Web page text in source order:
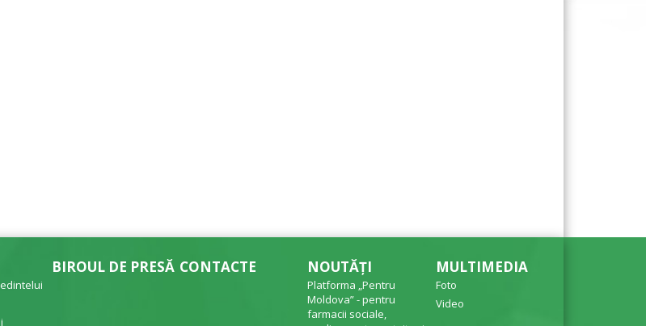
BIROUL DE PRESĂ CONTACTE NOUTĂȚI
Platforma „Pentru
Moldova” - pentru
farmacii sociale,
MULTIMEDIA
Foto
Video